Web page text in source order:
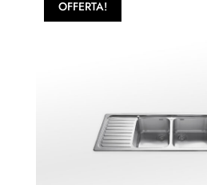
OFFERTA!